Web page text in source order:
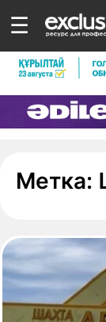
☰
Метка: